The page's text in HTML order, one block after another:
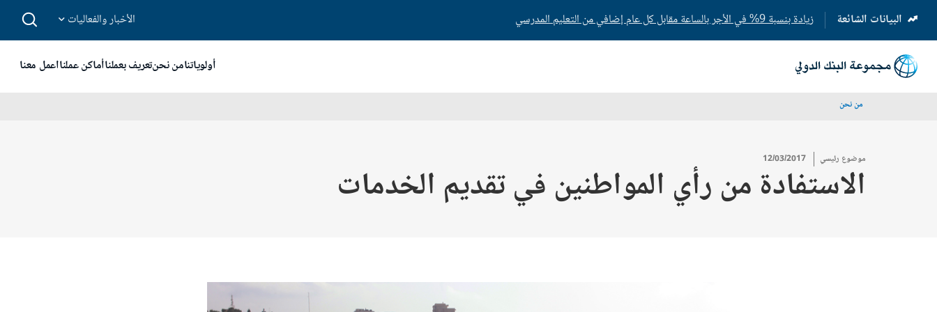
البيانات الشائعة زيادة بنسبة 9% في الأجر بالساعة مقابل كل عام إضافي من التعليم المدرسي
(opens
in
a
new
الأخبار والفعاليات
أولوياتنامن نحنتعريف بعملناأماكن عملنااعمل معنا
من نحن
موضوع رئيسي 12/03/2017
الاستفادة من رأي المواطنين في تقديم الخدمات